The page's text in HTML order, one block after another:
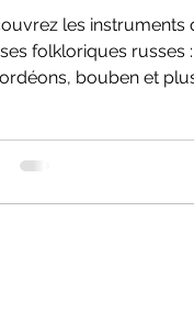
les
folkloriques russes
bouben et